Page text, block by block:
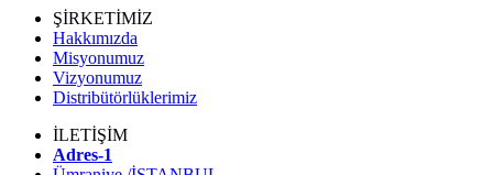
ŞİRKETİMİZ
Hakkımızda
Misyonumuz
Vizyonumuz
Distribütörlüklerimiz
İLETİŞİM
Adres-1